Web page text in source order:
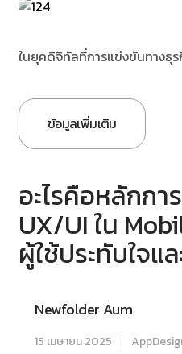
ในยุคดิจิทัลที่การแข่งขันทางธุ
ข้อมูลเพิ่มเติม
อะไรคือหลักก
UX/UI ใน
ผู้ใช้ประทับใจแ
Newfolder Aum
15 เมษายน 2025